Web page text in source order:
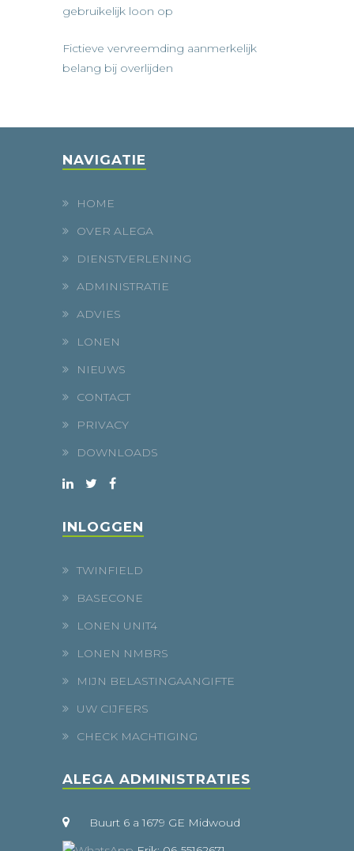
gebruikelijk loon op
Fictieve vervreemding aanmerkelijk
belang bij overlijden
NAVIGATIE
HOME
OVER ALEGA
DIENSTVERLENING
ADMINISTRATIE
ADVIES
LONEN
NIEUWS
CONTACT
PRIVACY
DOWNLOADS
INLOGGEN
TWINFIELD
BASECONE
LONEN UNIT4
LONEN NMBRS
MIJN BELASTINGAANGIFTE
UW CIJFERS
CHECK MACHTIGING
ALEGA ADMINISTRATIES
Buurt 6 a 1679 GE Midwoud